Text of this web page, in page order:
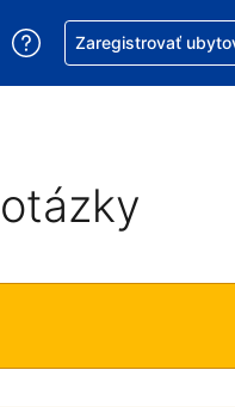
máte
jazyk. Momentálne
Získajte pomoc s
Zaregistrovať